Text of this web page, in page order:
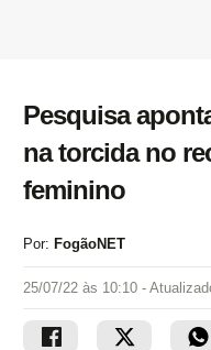
Pesquisa
na torcida no
feminino
Por: FogãoNET
25/07/22 às 10:10 -